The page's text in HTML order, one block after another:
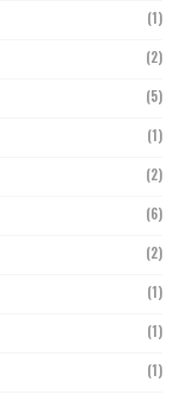
(1)
(2)
(5)
(1)
(2)
(6)
(2)
(1)
(1)
(1)